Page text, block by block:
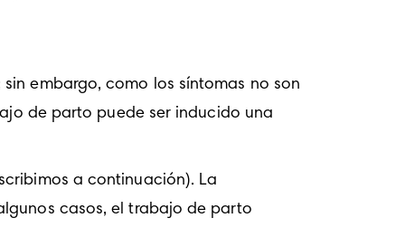
embargo, como los síntomas no son
de parto puede ser inducido una
a continuación). La
casos, el trabajo de parto